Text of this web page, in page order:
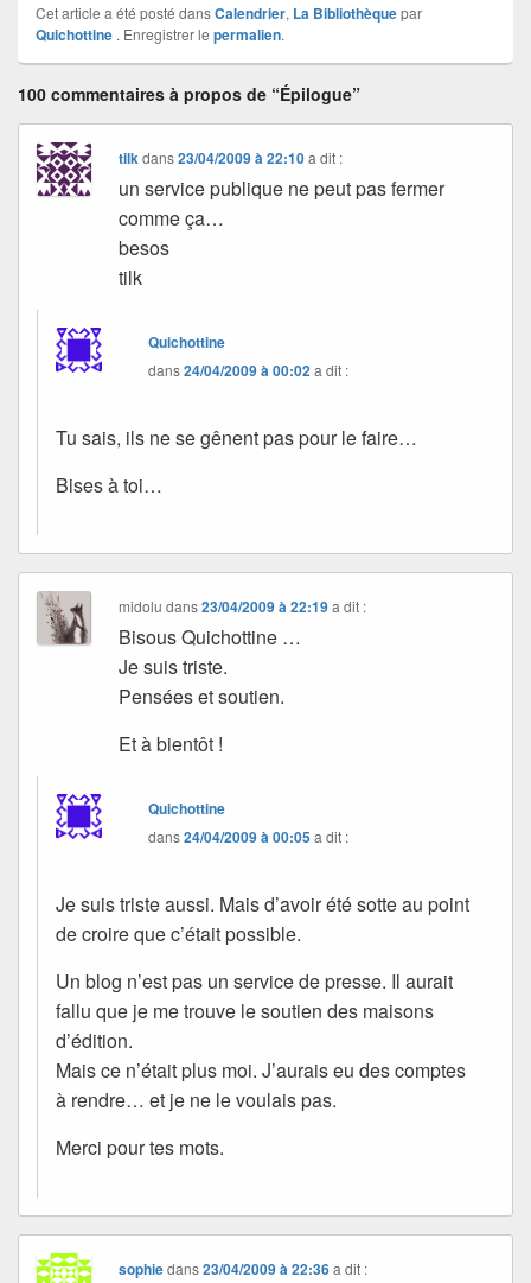
Cet article a été posté dansCalendrier, La Bibliothèquepar
Quichottine . Enregistrer le permalien.
100 commentaires à propos de “Épilogue”
tilk dans23/04/2009 à 22:10 a dit :
un service publique ne peut pas fermer
comme ça…
besos
tilk
Quichottine
dans24/04/2009 à 00:02 a dit :
Tu sais, ils ne se gênent pas pour le faire…
Bises à toi…
midolu dans23/04/2009 à 22:19 a dit :
Bisous Quichottine …
Je suis triste.
Pensées et soutien.
Et à bientôt !
Quichottine
dans24/04/2009 à 00:05a dit :
Je suis triste aussi. Mais d’avoir été sotte au point
de croire que c’était possible.
Un blog n’est pas un service de presse. Il aurait
fallu que je me trouve le soutien des maisons
d’édition.
Mais ce n’était plus moi. J’aurais eu des comptes
à rendre… et je ne le voulais pas.
Merci pour tes mots.
sophiedans23/04/2009 à 22:36 a dit :